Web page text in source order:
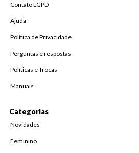
Contato LGPD
Ajuda
Política de Privacidade
Perguntas e respostas
Políticas e Trocas
Manuais
Categorias
Novidades
Feminino